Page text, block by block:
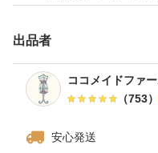
出品者
ココメイドファ
（753）
安心発送